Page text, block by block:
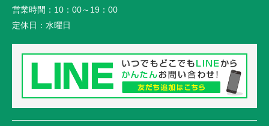
営業時間： 10：00～19：00
定休日： 水曜日